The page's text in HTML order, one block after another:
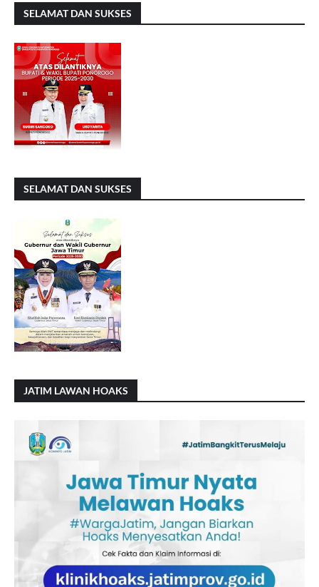
SELAMAT DAN SUKSES
SELAMAT DAN SUKSES
JATIM LAWAN HOAKS